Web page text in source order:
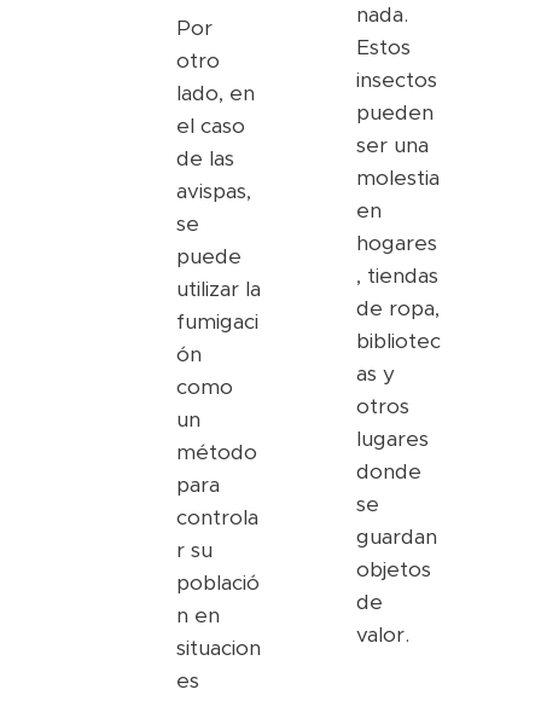
Por
otro
lado, en
el caso
de las
avispas,
se
puede
utilizar la
fumigaci
ón
como
un
método
para
controla
r su
població
n en
situacion
es
nada.
Estos
insectos
pueden
ser una
molestia
en
hogares
, tiendas
de ropa,
bibliotec
as y
otros
lugares
donde
se
guardan
objetos
de
valor.